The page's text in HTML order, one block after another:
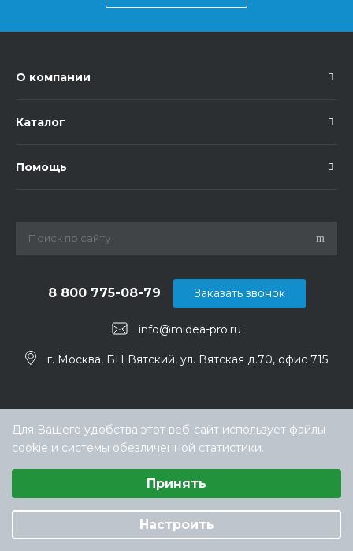
О компании
Каталог
Помощь
info@midea-pro.ru
8 800 775-08-79
г. Москва, БЦ Вятский, ул. Вятская д.70, офис 715
Заказать звонок
дилер Midea в России
Для Вашего удобства этот веб-сайт использует файлы
cookie и системы обезличенной статистики.
Принять
Настроить